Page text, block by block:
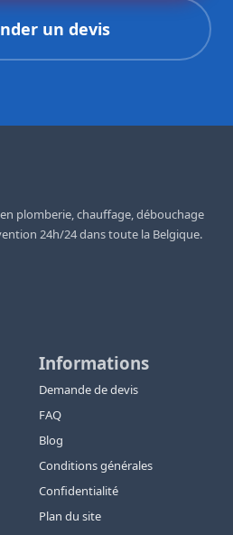
un devis
plomberie, chauffage, débouchage
24h/24 dans toute la Belgique.
Informations
Demande de devis
FAQ
Blog
Conditions générales
Confidentialité
Plan du site